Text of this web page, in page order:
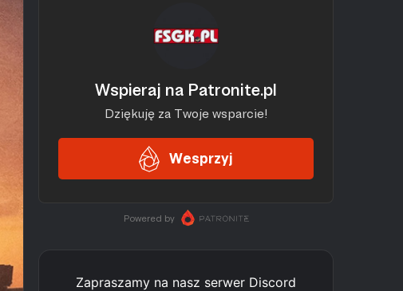
Zapraszamy na nasz serwer Discord